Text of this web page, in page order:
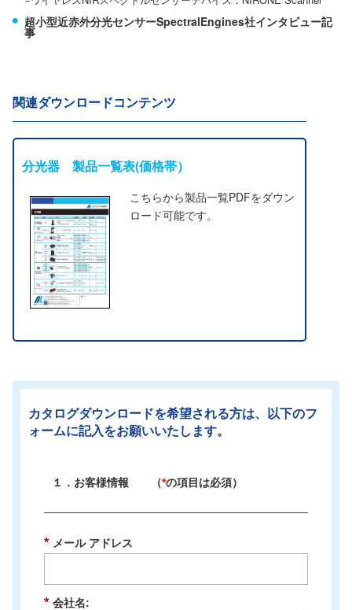
超小型近赤外分光センサーSpectralEngines社インタビュー記
事
関連ダウンロードコンテンツ
分光器 製品一覧表(価格帯）
こちらから製品一覧PDFをダウン
ロード可能です。
カタログダウンロードを希望される方は、以下のフ
ォームに記入をお願いいたします。
１．お客様情報 （*の項目は必須）
* メール アドレス
* 会社名: